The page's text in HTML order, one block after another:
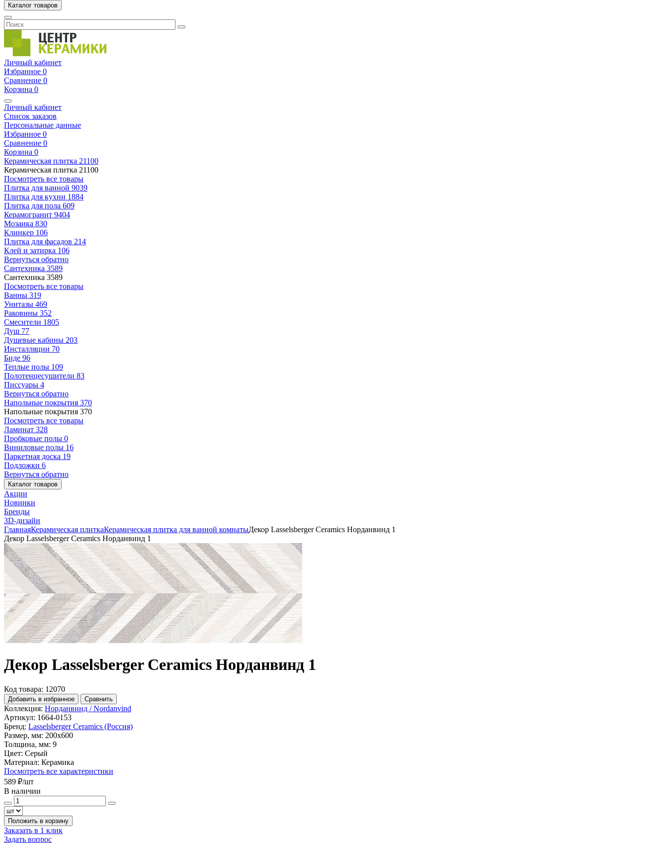
Каталог товаров
Личный кабинет
Избранное 0
Сравнение 0
Корзина 0
Личный кабинет
Список заказов
Персональные данные
Избранное 0
Сравнение 0
Корзина 0
Керамическая плитка 21100
Керамическая плитка 21100
Посмотреть все товары
Плитка для ванной 9039
Плитка для кухни 1884
Плитка для пола 609
Керамогранит 9404
Мозаика 830
Клинкер 106
Плитка для фасадов 214
Клей и затирка 106
Вернуться обратно
Сантехника 3589
Сантехника 3589
Посмотреть все товары
Ванны 319
Унитазы 469
Раковины 352
Смесители 1805
Душ 77
Душевые кабины 203
Инсталляции 70
Биде 96
Теплые полы 109
Полотенцесушители 83
Писсуары 4
Вернуться обратно
Напольные покрытия 370
Напольные покрытия 370
Посмотреть все товары
Ламинат 328
Пробковые полы 0
Виниловые полы 16
Паркетная доска 19
Подложки 6
Вернуться обратно
Каталог товаров
Акции
Новинки
Бренды
3D-дизайн
ГлавнаяКерамическая плиткаКерамическая плитка для ванной комнатыДекор Lasselsberger Ceramics Норданвинд 1
Декор Lasselsberger Ceramics Норданвинд 1
Декор Lasselsberger Ceramics Норданвинд 1
Код товара: 12070
Добавить в избранное Сравнить
Коллекция: Норданвинд / Nordanvind
Артикул: 1664-0153
Бренд: Lasselsberger Ceramics (Россия)
Размер, мм: 200x600
Толщина, мм: 9
Цвет: Серый
Материал: Керамика
Посмотреть все характеристики
589 ₽/шт
В наличии
Положить в корзину
Заказать в 1 клик
Задать вопрос